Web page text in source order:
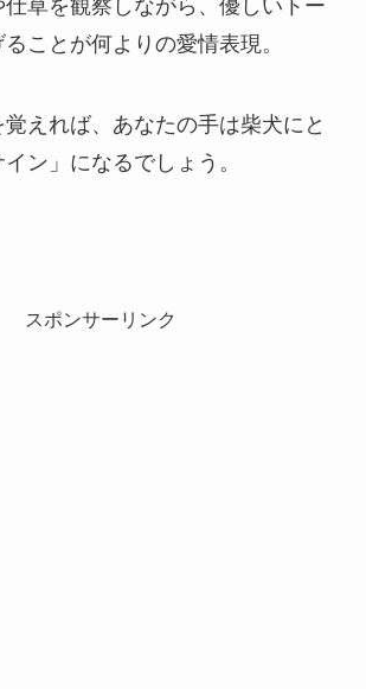
草を観察しながら、優しいトー
ことが何よりの愛情表現。
えれば、あなたの手は柴犬にと
ン」になるでしょう。
スポンサーリンク